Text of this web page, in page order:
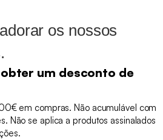
os nossos
um desconto de
em compras. Não acumulável com
Não se aplica a produtos assinalados